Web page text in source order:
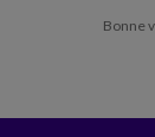
Bonne